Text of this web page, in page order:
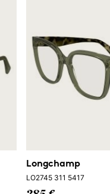
Longchamp
LO2745 311 5417